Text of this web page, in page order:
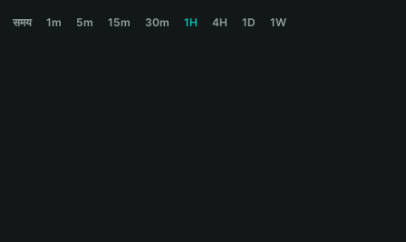
समय 1m 5m 15m 30m 1H 4H 1D 1W